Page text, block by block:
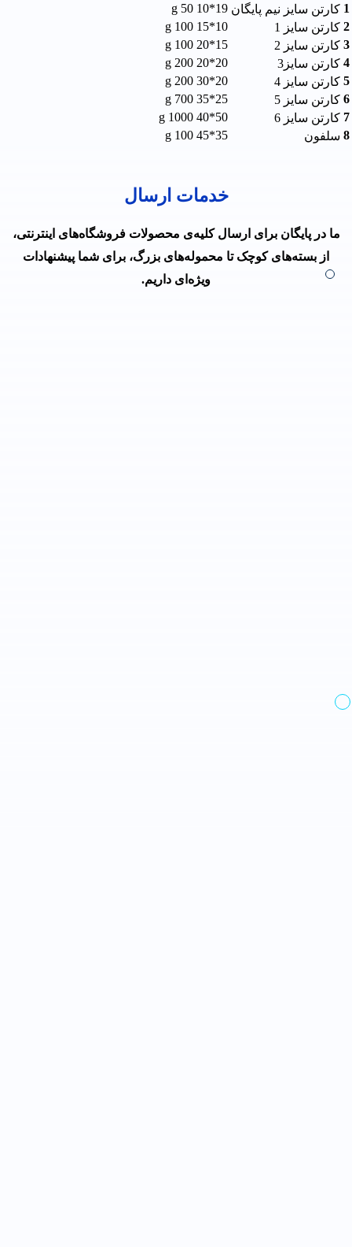
1 کارتن سایز نیم پایگان 19*10
50 g
2 کارتن سایز 1 10*15
100 g
3 کارتن سایز 2 15*20
100 g
4 کارتن سایز3 20*20
200 g
5 کارتن سایز 4 20*30
200 g
6 کارتن سایز 5 25*35
700 g
7 کارتن سایز 6 50*40
1000 g
8 سلفون 35*45
100 g
خدمات ارسال
ما در پایگان برای ارسال کلیه‌ی محصولات فروشگاه‌های اینترنتی،
از بسته‌های کوچک تا محموله‌های بزرگ، برای شما پیشنهادات
ویژه‌ای داریم.